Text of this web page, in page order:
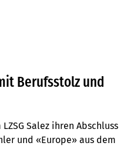
Berufsstolz und
Salez ihren Abschluss
und «Europe» aus dem